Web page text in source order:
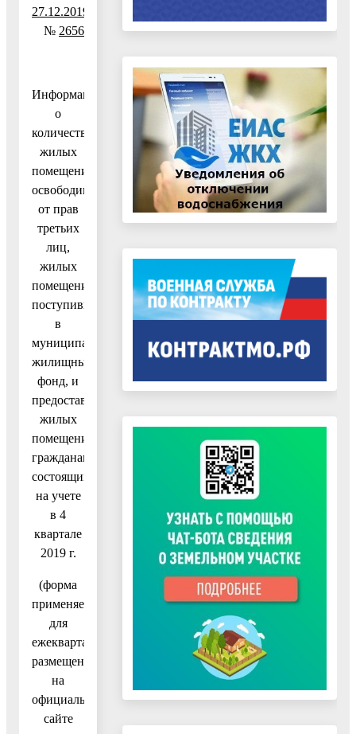
27.12.2019
№ 2656
Информация
о
количестве
жилых
помещений,
освободившихся
от прав
третьих
лиц,
жилых
помещений,
поступивших
в
муниципальный
жилищный
фонд, и
предоставлении
жилых
помещений
гражданам,
состоящим
на учете
в 4
квартале
2019 г.
(форма
применяется
для
ежеквартального
размещения
на
официальном
сайте